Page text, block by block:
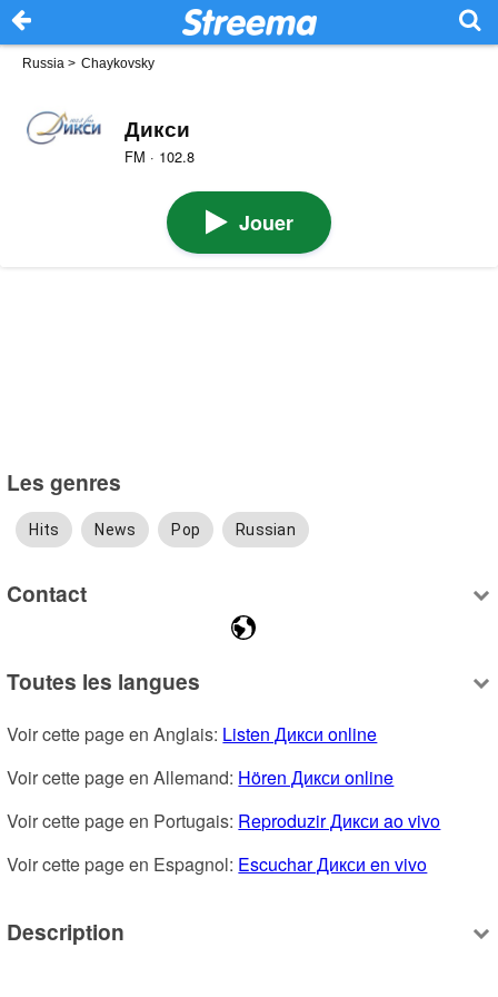
Russia > Chaykovsky
Дикси
FM · 102.8
Jouer
Les genres
Hits News Pop Russian
Contact
Toutes les langues
Voir cette page en Anglais: Listen Дикси online
Voir cette page en Allemand: Hören Дикси online
Voir cette page en Portugais: Reproduzir Дикси ao vivo
Voir cette page en Espagnol: Escuchar Дикси en vivo
Description